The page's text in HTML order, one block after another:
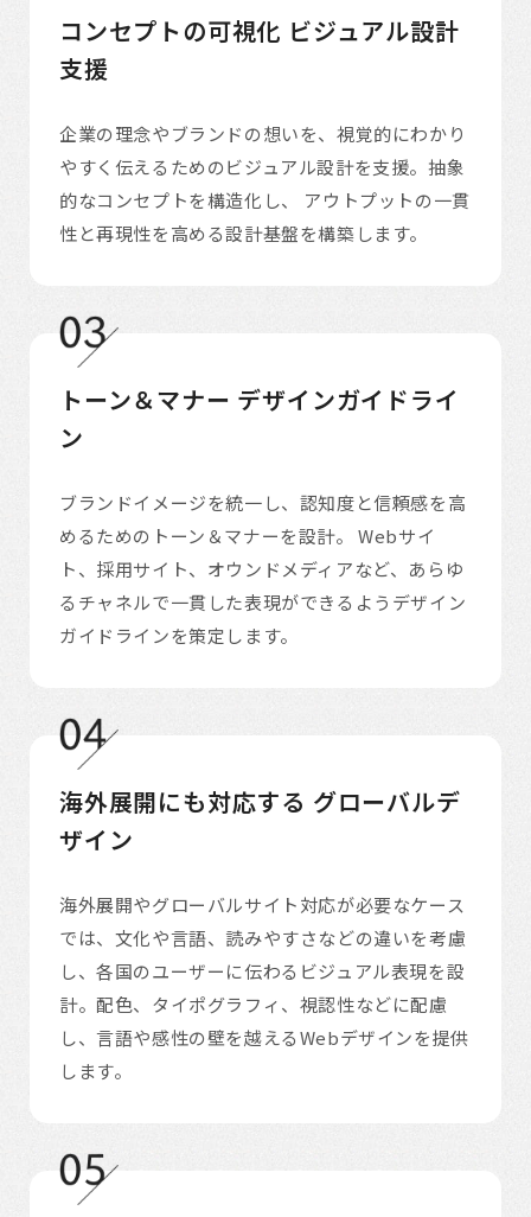
コンセプトの可視化 ビジュアル設計
支援
企業の理念やブランドの想いを、視覚的にわかり
やすく伝えるためのビジュアル設計を支援。抽象
的なコンセプトを構造化し、 アウトプットの一貫
性と再現性を高める設計基盤を構築します。
トーン＆マナー デザインガイドライ
ン
ブランドイメージを統一し、認知度と信頼感を高
めるためのトーン＆マナーを設計。 Webサイ
ト、採用サイト、オウンドメディアなど、あらゆ
るチャネルで一貫した表現ができるようデザイン
ガイドラインを策定します。
海外展開にも対応する グローバルデ
ザイン
海外展開やグローバルサイト対応が必要なケース
では、文化や言語、読みやすさなどの違いを考慮
し、各国のユーザーに伝わるビジュアル表現を設
計。配色、タイポグラフィ、視認性などに配慮
し、言語や感性の壁を越えるWebデザインを提供
します。